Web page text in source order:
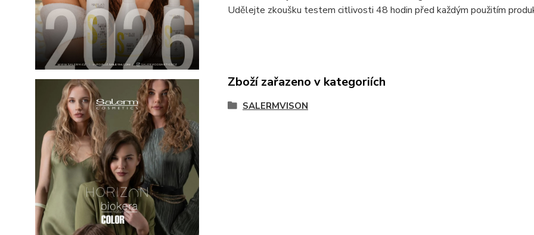
Udělejte zkoušku testem citlivosti 48 hodin před každým použitím
Zboží zařazeno v kategoriích
SALERMVISON